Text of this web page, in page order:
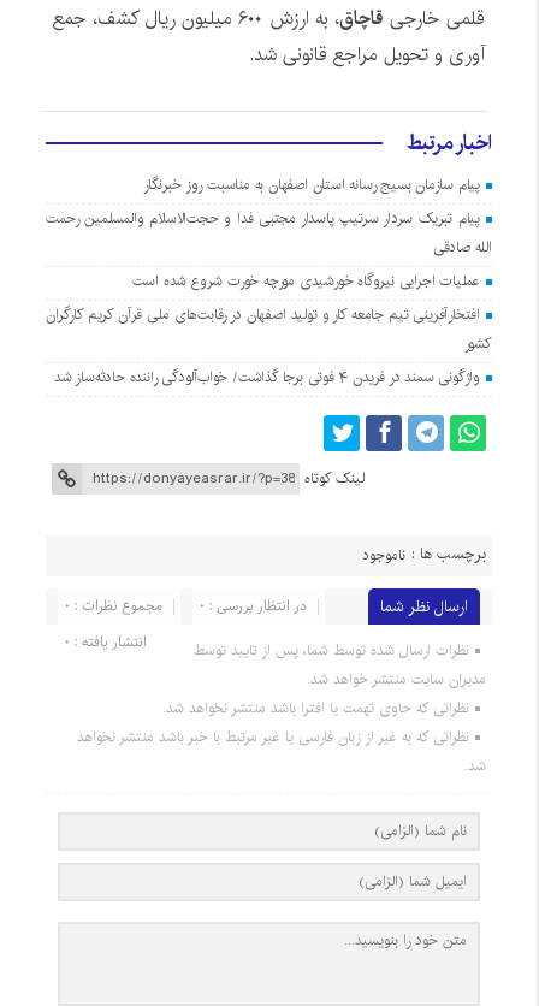
قلمی خارجی قاچاق
، به ارزش ۶۰۰ میلیون ریال کشف، جمع
آوری و تحویل مراجع قانونی شد.
اخبار مرتبط
پیام سازمان بسیج رسانه استان اصفهان به مناسبت روز خبرنگار
پیام تبریک سردار سرتیپ پاسدار مجتبی فدا و حجت‌الاسلام والمسلمین رحمت
الله صادقی
عملیات اجرایی نیروگاه خورشیدی مورچه خورت شروع شده است
افتخارآفرینی تیم جامعه کار و تولید اصفهان در رقابت‌های ملی قرآن کریم کارگران
کشور
واژگونی سمند در فریدن ۴ فوتی برجا گذاشت/ خواب‌آلودگی راننده حادثه‌ساز شد
لینک کوتاه
برچسب ها : ناموجود
ارسال نظر شما مجموع نظرات : 0
در انتظار بررسی : 0
انتشار یافته : 0
نظرات ارسال شده توسط شما، پس از تایید توسط
مدیران سایت منتشر خواهد شد.
نظراتی که حاوی تهمت یا افترا باشد منتشر نخواهد شد.
نظراتی که به غیر از زبان فارسی یا غیر مرتبط با خبر باشد منتشر نخواهد
شد.